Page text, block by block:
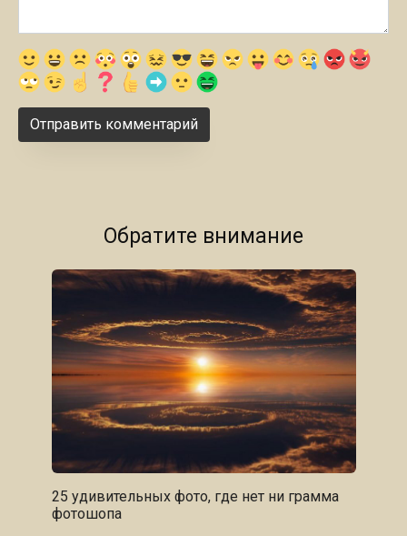
Обратите внимание
25 удивительных фото, где нет ни грамма
фотошопа